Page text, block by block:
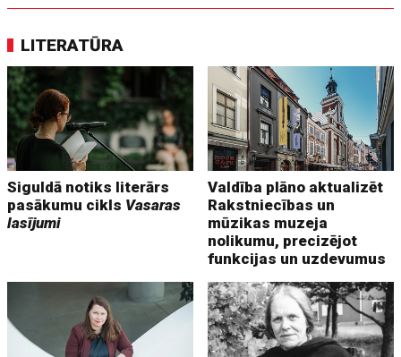
LITERATŪRA
Siguldā notiks literārs
pasākumu cikls Vasaras
lasījumi
Valdība plāno aktualizēt
Rakstniecības un
mūzikas muzeja
nolikumu, precizējot
funkcijas un uzdevumus